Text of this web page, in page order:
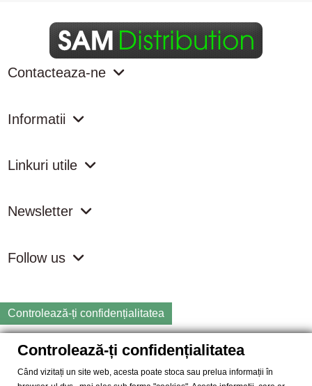
Contacteaza-ne
Informatii
Linkuri utile
Newsletter
Follow us
Controlează-ți confidențialitatea
Copyright
2026 samdistribution.ro - Magazin online cu Produse
Controlează-ți confidențialitatea
Când vizitați un site web, acesta poate stoca sau prelua informații în